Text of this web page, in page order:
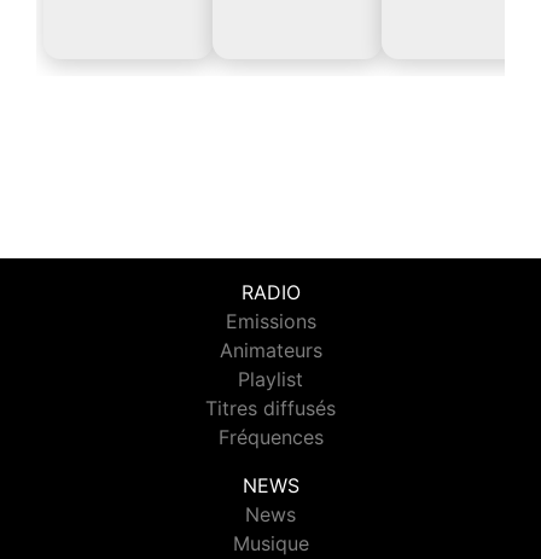
RADIO
Emissions
Animateurs
Playlist
Titres diffusés
Fréquences
NEWS
News
Musique